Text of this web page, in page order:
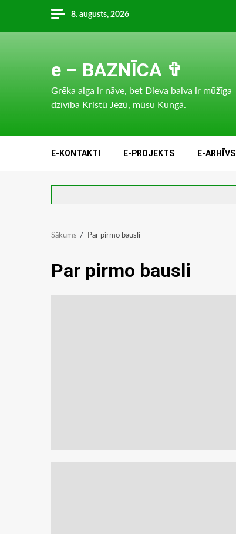
content
8. augusts, 2026
e – BAZNĪCA ✞
Grēka alga ir nāve, bet Dieva balva ir mūžīga
dzīvība Kristū Jēzū, mūsu Kungā.
E-KONTAKTI E-PROJEKTS E-ARHĪVS
Sākums Par pirmo bausli
Par pirmo bausli